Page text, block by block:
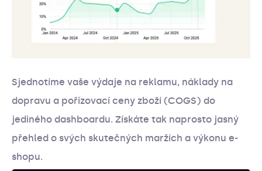
Sjednotíme vaše výdaje na reklamu, náklady na
dopravu a pořizovací ceny zboží (COGS) do
jediného dashboardu. Získáte tak naprosto jasný
přehled o svých skutečných maržích a výkonu e-
shopu.